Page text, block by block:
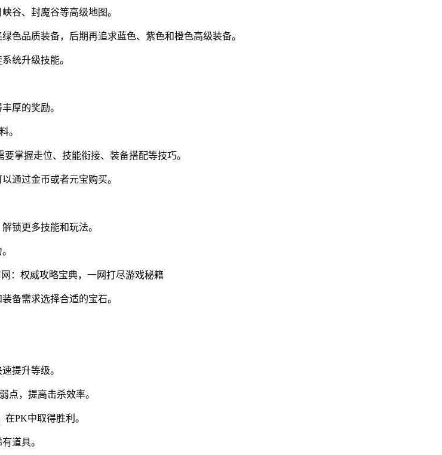
谷、封魔谷等高级地图。
色品质装备，后期再追求蓝色、紫色和橙色高级装备。
统升级技能。
厚的奖励。
。
掌握走位、技能衔接、装备搭配等技巧。
通过金币或者元宝购买。
锁更多技能和玩法。
备需求选择合适的宝石。
提升等级。
点，提高击杀效率。
PK中取得胜利。
道具。